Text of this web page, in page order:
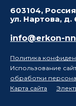
603104,
ул. Нартова,
info@erkon-
Политика
Использование
обработки
Карта сайта